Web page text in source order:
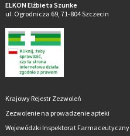
ELKON Elżbieta Szunke
ul. Ogrodnicza 69, 71-804 Szczecin
Krajowy Rejestr Zezwoleń
Zezwolenie na prowadzenie apteki
Wojewódzki Inspektorat Farmaceutyczny